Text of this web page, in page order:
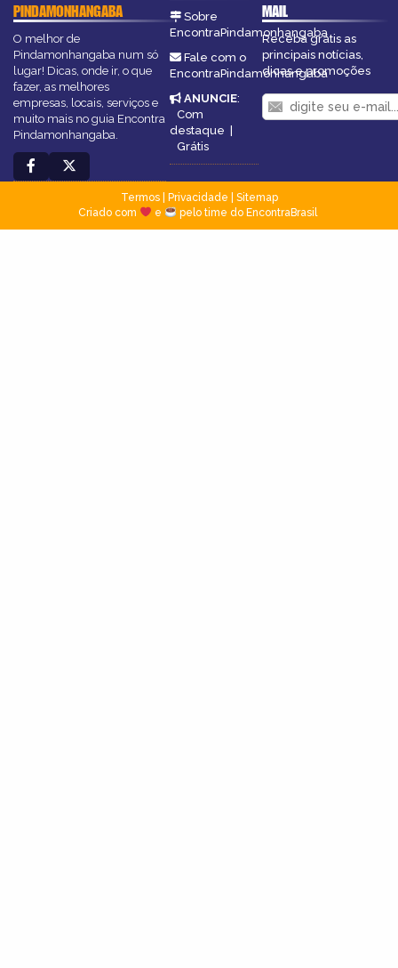
PINDAMONHANGABA
O melhor de
Pindamonhangaba num só
lugar! Dicas, onde ir, o que
fazer, as melhores
empresas, locais, serviços e
muito mais no guia Encontra
Pindamonhangaba.
Sobre
EncontraPindamonhangaba
Fale com o
EncontraPindamonhangaba
ANUNCIE:
Com
destaque |
Grátis
MAIL
Receba grátis as
principais notícias,
dicas e promoções
Termos| Privacidade
Sitemap
Criado com
e pelo time do EncontraBrasil